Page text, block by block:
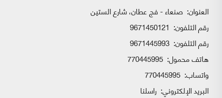
العنوان: صنعاء - فج عطان، شارع الستين
رقم التلفون: 9671450121
رقم التلفون: 9671445993
هاتف محمول: 770445995
واتساب:
البريد الإلكتروني: راسلنا